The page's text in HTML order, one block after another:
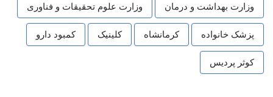
وزارت بهداشت و درمان وزارت علوم تحقیقات و فناوری
پزشک خانواده کرمانشاه کلینیک کمبود دارو
کوثر پردیس